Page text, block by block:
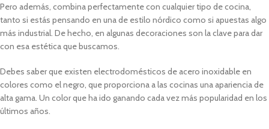
Pero además, combina perfectamente con cualquier tipo de cocina,
tanto si estás pensando en una de estilo nórdico como si apuestas algo
más industrial. De hecho, en algunas decoraciones son la clave para dar
con esa estética que buscamos.
Debes saber que existen electrodomésticos de acero inoxidable en
colores como el negro, que proporciona a las cocinas una apariencia de
alta gama. Un color que ha ido ganando cada vez más popularidad en los
últimos años.